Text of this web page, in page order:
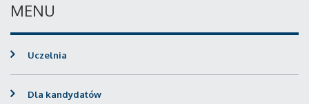
MENU
Uczelnia
Dla kandydatów